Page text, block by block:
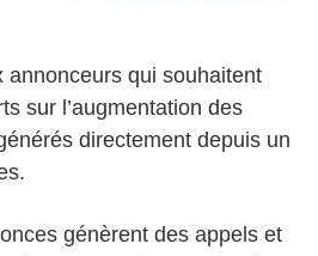
annonceurs qui souhaitent
sur l’augmentation des
directement depuis un
génèrent des appels et